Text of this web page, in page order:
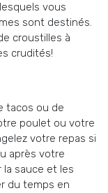
vous
sont destinés.
croustilles à
crudités!
tacos ou de
poulet ou votre
votre repas si
après votre
la sauce et les
du temps en